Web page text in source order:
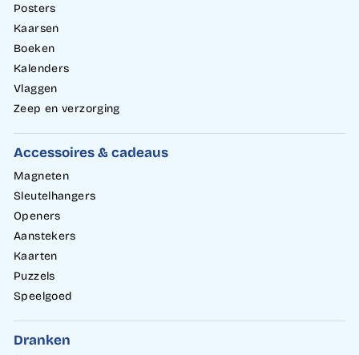
Posters
Kaarsen
Boeken
Kalenders
Vlaggen
Zeep en verzorging
Accessoires & cadeaus
Magneten
Sleutelhangers
Openers
Aanstekers
Kaarten
Puzzels
Speelgoed
Dranken